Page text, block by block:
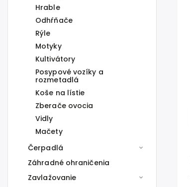
Hrable
Odhŕňače
Rýle
Motyky
Kultivátory
Posypové vozíky a
rozmetadlá
Koše na lístie
Zberače ovocia
Vidly
Mačety
Čerpadlá
Záhradné ohraničenia
Zavlažovanie